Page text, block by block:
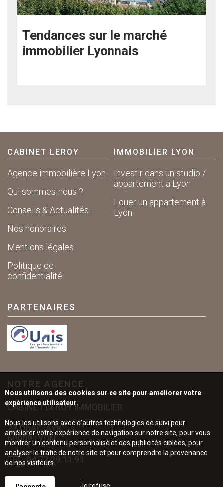
Tendances sur le marché
immobilier Lyonnais
CABINET LEROY
Agence immobilière Lyon
Qui sommes-nous ?
Conseils & Actualités
Nos honoraires
Mentions légales
Politique de
confidentialité
IMMOBILIER LYON
Investir dans un studio /
appartement à Lyon
Louer un appartement à
Lyon
PARTENAIRES
NOTRE AGENCE
CABINET LEROY IMMOBILIER
23 QUAI JAYR
69009 LYON
TÉL.04.72.29.11.91
Nous utilisons des cookies sur ce site pour améliorer votre
expérience utilisateur.
Nous les utilisons avec d'autres technologies de suivi pour
améliorer votre expérience de navigation sur notre site, pour vous
montrer un contenu personnalisé et des publicités ciblées, pour
analyser le trafic de notre site et pour comprendre la provenance
de nos visiteurs.